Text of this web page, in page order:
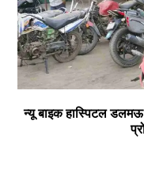
न्यू बाइक हास्पिटल